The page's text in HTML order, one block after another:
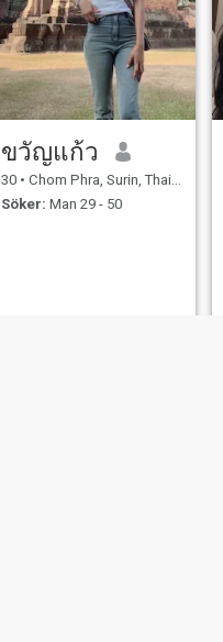
ขวัญแก้ว
30 • Chom Phra, Surin, Thailand
Söker: Man 29 - 50